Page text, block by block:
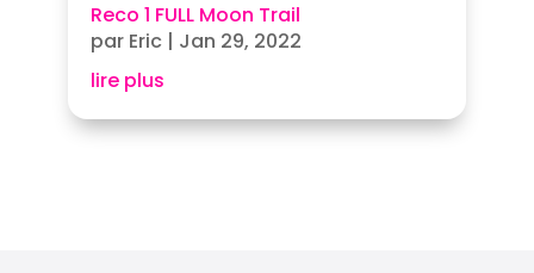
Reco 1 FULL Moon Trail
par Eric | Jan 29, 2022
lire plus